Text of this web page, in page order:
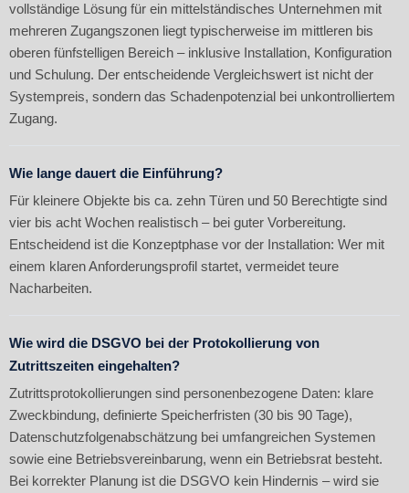
vollständige Lösung für ein mittelständisches Unternehmen mit
mehreren Zugangszonen liegt typischerweise im mittleren bis
oberen fünfstelligen Bereich – inklusive Installation, Konfiguration
und Schulung. Der entscheidende Vergleichswert ist nicht der
Systempreis, sondern das Schadenpotenzial bei unkontrolliertem
Zugang.
Wie lange dauert die Einführung?
Für kleinere Objekte bis ca. zehn Türen und 50 Berechtigte sind
vier bis acht Wochen realistisch – bei guter Vorbereitung.
Entscheidend ist die Konzeptphase vor der Installation: Wer mit
einem klaren Anforderungsprofil startet, vermeidet teure
Nacharbeiten.
Wie wird die DSGVO bei der Protokollierung von
Zutrittszeiten eingehalten?
Zutrittsprotokollierungen sind personenbezogene Daten: klare
Zweckbindung, definierte Speicherfristen (30 bis 90 Tage),
Datenschutzfolgenabschätzung bei umfangreichen Systemen
sowie eine Betriebsvereinbarung, wenn ein Betriebsrat besteht.
Bei korrekter Planung ist die DSGVO kein Hindernis – wird sie